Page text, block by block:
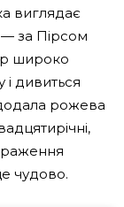
виглядає
за Пірсом
широко
і дивиться
рожева
чудово.